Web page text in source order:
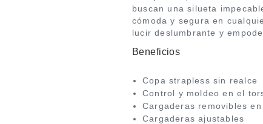
buscan una silueta
cómoda y segura en
lucir deslumbrante y
Beneficios
Copa strapless sin realce
Control y moldeo en el
Cargaderas removibles
Cargaderas ajustables